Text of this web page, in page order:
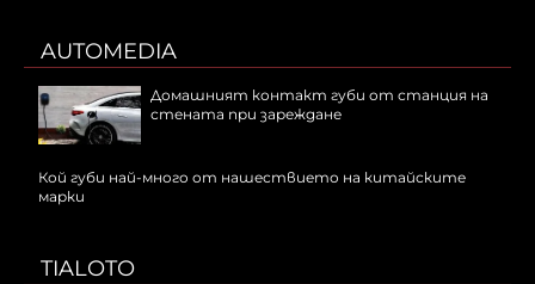
AUTOMEDIA
Домашният контакт губи от станция на
стената при зареждане
Кой губи най-много от нашествието на китайските
марки
TIALOTO